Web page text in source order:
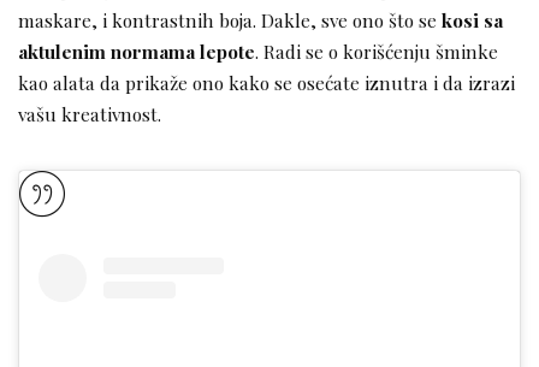
maskare, i kontrastnih boja. Dakle, sve ono što se kosi sa
aktulenim normama lepote. Radi se o korišćenju šminke
kao alata da prikaže ono kako se osećate iznutra i da izrazi
vašu kreativnost.